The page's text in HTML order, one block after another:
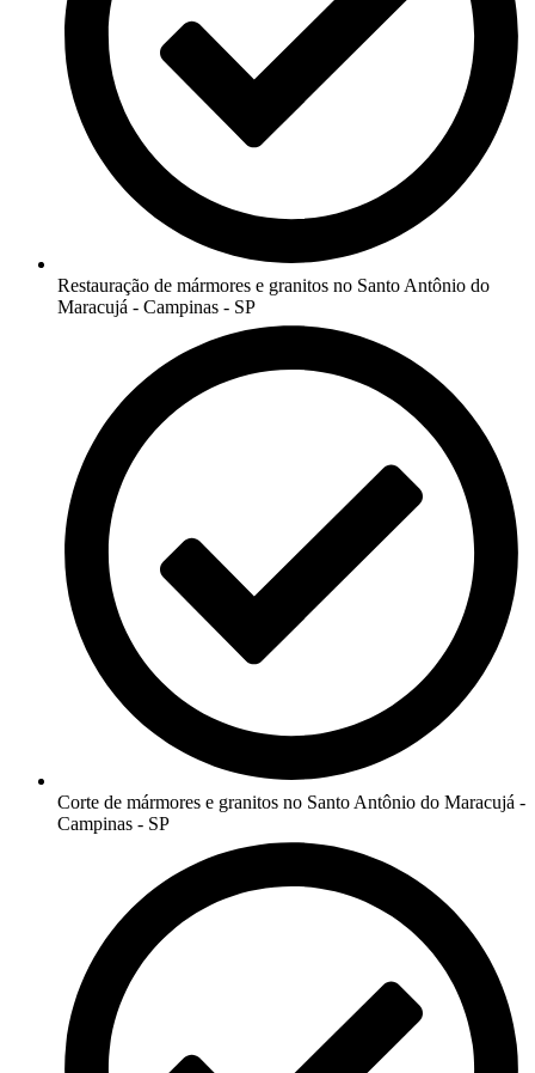
Restauração de mármores e granitos no Santo Antônio do
Maracujá - Campinas - SP
Corte de mármores e granitos no Santo Antônio do Maracujá -
Campinas - SP